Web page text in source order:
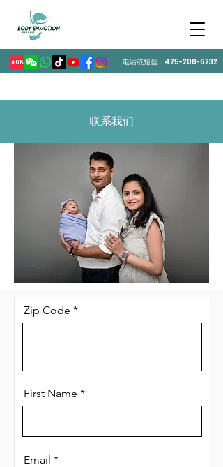
电话或短信：425-208-6232
联系我们
Zip Code
First Name
Email